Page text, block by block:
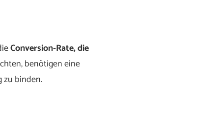
Conversion-Rate, die
benötigen eine
zu binden.